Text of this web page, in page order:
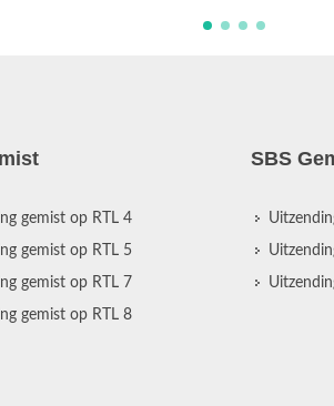
gemist op RTL 4
gemist op RTL 5
gemist op RTL 7
gemist op RTL 8
SBS